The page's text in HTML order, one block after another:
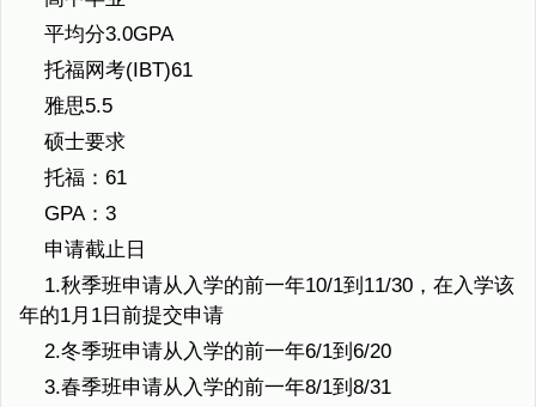
平均分3.0GPA
托福网考(IBT)61
雅思5.5
硕士要求
托福：61
GPA：3
申请截止日
1.秋季班申请从入学的前一年10/1到11/30，在入学该
年的1月1日前提交申请
2.冬季班申请从入学的前一年6/1到6/20
3.春季班申请从入学的前一年8/1到8/31